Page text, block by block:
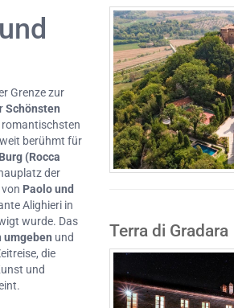
Grenze zur
Schönsten
romantischsten
berühmt für
(Rocca
der
Paolo und
Alighieri in
wurde. Das
umgeben und
die
und
Terra di Gradara